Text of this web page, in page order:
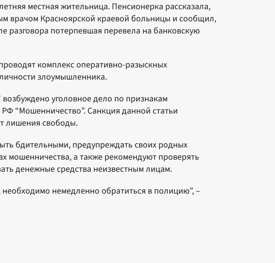
местная жительница. Пенсионерка рассказала,
врачом Красноярской краевой больницы и сообщил,
разговора потерпевшая перевела на банковскую
комплекс оперативно-разыскных
злоумышленника.
уголовное дело по признакам
“Мошенничество”. Санкция данной статьи
лишения свободы.
бдительными, предупреждать своих родных
мошенничества, а также рекомендуют проверять
денежные средства неизвестным лицам.
немедленно обратиться в полицию”, –